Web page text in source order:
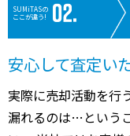
5,900 万円
堀江 3,400万円
3,600 万円
SUMiTASの
ここが違う!
安心して査定い
実際に売却活動を行
漏れるのは…という